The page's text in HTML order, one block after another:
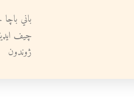
باني
چيف
ژوندون